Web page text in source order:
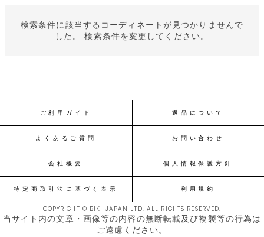
検索条件に該当するコーディネートが見つかりませんで
した。 検索条件を変更してください。
ご利用ガイド 返品について
よくあるご質問 お問い合わせ
会社概要 個人情報保護方針
特定商取引法に基づく表示 利用規約
COPYRIGHT © BIKI JAPAN LTD. ALL RIGHTS RESERVED.
当サイト内の文章・画像等の内容の無断転載及び複製等の行為は
ご遠慮ください。